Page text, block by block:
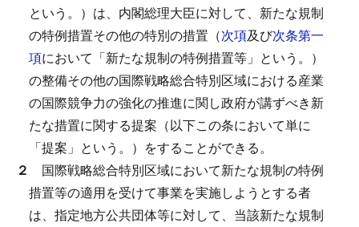
という。）は、内閣総理大臣に対して、新たな規制
の特例措置その他の特別の措置（次項及び次条第一
項において「新たな規制の特例措置等」という。）
の整備その他の国際戦略総合特別区域における産業
の国際競争力の強化の推進に関し政府が講ずべき新
たな措置に関する提案（以下この条において単に
「提案」という。）をすることができる。
２ 国際戦略総合特別区域において新たな規制の特例
措置等の適用を受けて事業を実施しようとする者
は、指定地方公共団体等に対して、当該新たな規制